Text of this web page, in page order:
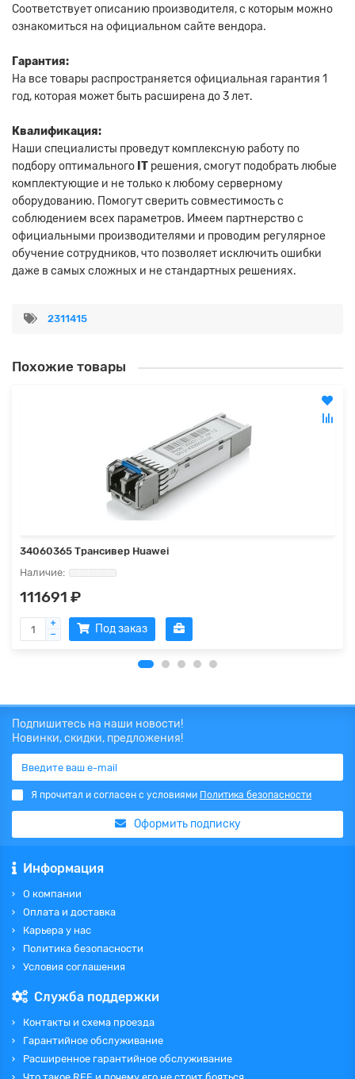
Соответствует описанию производителя, с которым можно
ознакомиться на официальном сайте вендора.
Гарантия:
На все товары распространяется официальная гарантия 1
год, которая может быть расширена до 3 лет.
Квалификация:
Наши специалисты проведут комплексную работу по
подбору оптимального IT решения, смогут подобрать любые
комплектующие и не только к любому серверному
оборудованию. Помогут сверить совместимость с
соблюдением всех параметров. Имеем партнерство с
официальными производителями и проводим регулярное
обучение сотрудников, что позволяет исключить ошибки
даже в самых сложных и не стандартных решениях.
2311415
Похожие товары
34060365 Трансивер Huawei
111691 ₽
Под заказ
Подпишитесь на наши новости!
Новинки, скидки, предложения!
Я прочитал и согласен с условиями Политика безопасности
Оформить подписку
Информация
О компании
Оплата и доставка
Карьера у нас
Политика безопасности
Условия соглашения
Служба поддержки
Контакты и схема проезда
Гарантийное обслуживание
Расширенное гарантийное обслуживание